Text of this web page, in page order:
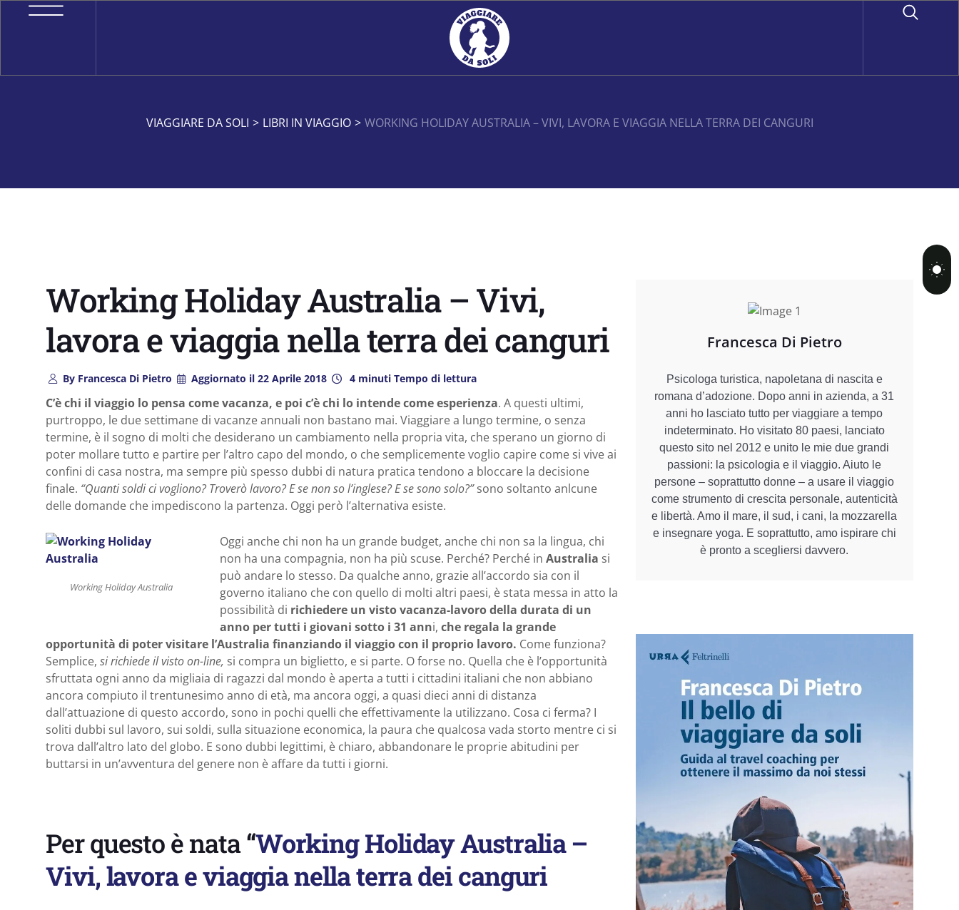
VIAGGIARE DA SOLI > LIBRI IN VIAGGIO > WORKING HOLIDAY AUSTRALIA – VIVI, LAVORA E VIAGGIA NELLA TERRA DEI CANGURI
Working Holiday Australia – Vivi,
lavora e viaggia nella terra dei canguri
ByFrancesca Di Pietro Aggiornato il 22 Aprile 2018 4 minuti Tempo di lettura
C’è chi il viaggio lo pensa come vacanza, e poi c’è chi lo intende come esperienza. A questi ultimi,
purtroppo, le due settimane di vacanze annuali non bastano mai. Viaggiare a lungo termine, o senza
termine, è il sogno di molti che desiderano un cambiamento nella propria vita, che sperano un giorno di
poter mollare tutto e partire per l’altro capo del mondo, o che semplicemente voglio capire come si vive ai
confini di casa nostra, ma sempre più spesso dubbi di natura pratica tendono a bloccare la decisione
finale. “Quanti soldi ci vogliono? Troverò lavoro? E se non so l’inglese? E se sono solo?”sono soltanto anlcune
delle domande che impediscono la partenza. Oggi però l’alternativa esiste.
Working Holiday Australia
Oggi anche chi non ha un grande budget, anche chi non sa la lingua, chi
non ha una compagnia, non ha più scuse. Perché? Perché in Australia si
può andare lo stesso. Da qualche anno, grazie all’accordo sia con il
governo italiano che con quello di molti altri paesi, è stata messa in atto la
possibilità di richiedere un visto vacanza-lavoro della durata di un
anno per tutti i giovani sotto i 31 anni, che regala la grande
opportunità di poter visitare l’Australia finanziando il viaggio con il proprio lavoro. Come funziona?
Semplice, si richiede il visto on-line, si compra un biglietto, e si parte. O forse no. Quella che è l’opportunità
sfruttata ogni anno da migliaia di ragazzi dal mondo è aperta a tutti i cittadini italiani che non abbiano
ancora compiuto il trentunesimo anno di età, ma ancora oggi, a quasi dieci anni di distanza
dall’attuazione di questo accordo, sono in pochi quelli che effettivamente la utilizzano. Cosa ci ferma? I
soliti dubbi sul lavoro, sui soldi, sulla situazione economica, la paura che qualcosa vada storto mentre ci si
trova dall’altro lato del globo. E sono dubbi legittimi, è chiaro, abbandonare le proprie abitudini per
buttarsi in un’avventura del genere non è affare da tutti i giorni.
Per questo è nata“Working Holiday Australia –
Vivi, lavora e viaggia nella terra dei canguri
Francesca Di Pietro
Psicologa turistica, napoletana di nascita e
romana d’adozione. Dopo anni in azienda, a 31
anni ho lasciato tutto per viaggiare a tempo
indeterminato. Ho visitato 80 paesi, lanciato
questo sito nel 2012 e unito le mie due grandi
passioni: la psicologia e il viaggio. Aiuto le
persone – soprattutto donne – a usare il viaggio
come strumento di crescita personale, autenticità
e libertà. Amo il mare, il sud, i cani, la mozzarella
e insegnare yoga. E soprattutto, amo ispirare chi
è pronto a scegliersi davvero.